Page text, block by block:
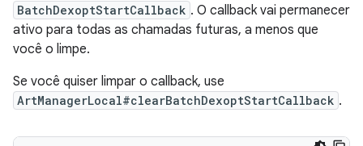
BatchDexoptStartCallback . O callback vai permanecer
ativo para todas as chamadas futuras, a menos que
você o limpe.
Se você quiser limpar o callback, use
ArtManagerLocal#clearBatchDexoptStartCallback .